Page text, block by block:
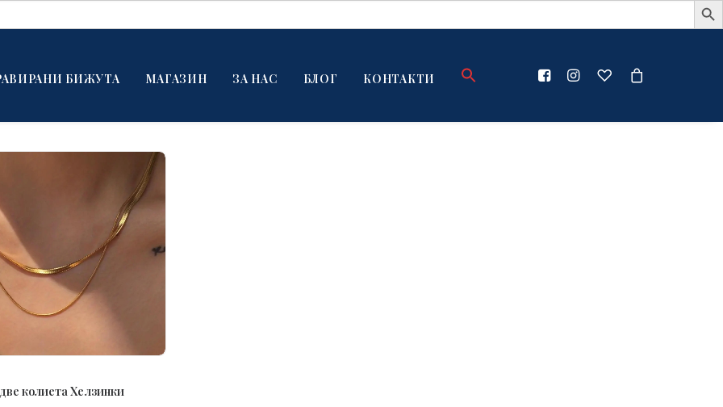
БИЖУТА МАГАЗИН ЗА НАС БЛОГ КОНТАКТИ
ПОРЪЧАЙ
колиета Хелзинки